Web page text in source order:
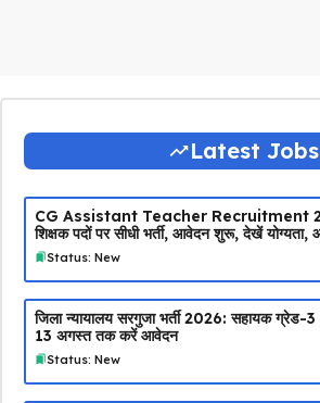
Latest Jobs
CG Assistant Teacher Recruitment
शिक्षक पदों पर सीधी भर्ती, आवेदन शुरू, देखें योग्यता,
Status: New
जिला न्यायालय सरगुजा भर्ती 2026: सहायक ग्रेड-3
13 अगस्त तक करें आवेदन
Status: New